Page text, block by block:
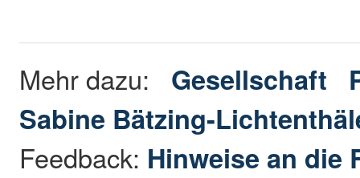
Mehr dazu: Gesellschaft
Sabine Bätzing-
Feedback: Hinweise an die